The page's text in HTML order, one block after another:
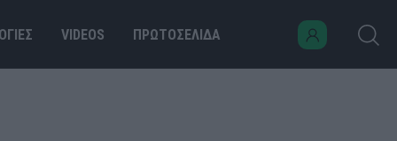
VIDEOS ΠΡΩΤΟΣΕΛΙΔΑ